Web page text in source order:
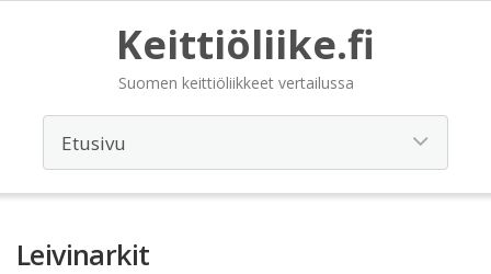
Keittiöliike.fi
Suomen keittiöliikkeet vertailussa
Leivinarkit